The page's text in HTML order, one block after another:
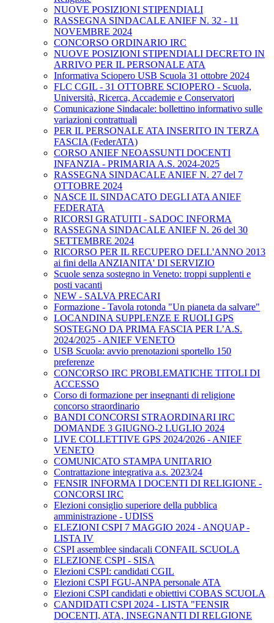
NUOVE POSIZIONI STIPENDIALI
RASSEGNA SINDACALE ANIEF N. 32 - 11
NOVEMBRE 2024
CONCORSO ORDINARIO IRC
NUOVE POSIZIONI STIPENDIALI DECRETO IN
ARRIVO PER IL PERSONALE ATA
Informativa Sciopero USB Scuola 31 ottobre 2024
FLC CGIL - 31 OTTOBRE SCIOPERO - Scuola,
Università, Ricerca, Accademie e Conservatori
Comunicazione Sindacale: bollettino informativo sulle
variazioni contrattuali
PER IL PERSONALE ATA INSERITO IN TERZA
FASCIA (FederATA)
CORSO ANIEF NEOASSUNTI DOCENTI
INFANZIA - PRIMARIA A.S. 2024-2025
RASSEGNA SINDACALE ANIEF N. 27 del 7
OTTOBRE 2024
NASCE IL SINDACATO DEGLI ATA ANIEF
FEDERATA
RICORSI GRATUITI - SADOC INFORMA
RASSEGNA SINDACALE ANIEF N. 26 del 30
SETTEMBRE 2024
RICORSO PER IL RECUPERO DELL'ANNO 2013
ai fini della ANZIANITA' DI SERVIZIO
Scuole senza sostegno in Veneto: troppi supplenti e
posti vacanti
NEW - SALVA PRECARI
Formazione - Tavola rotonda "Un pianeta da salvare"
LOCANDINA SUPPLENZE E RUOLI GPS
SOSTEGNO DA PRIMA FASCIA PER L’A.S.
2024/2025 - ANIEF VENETO
USB Scuola: avvio prenotazioni sportello 150
preferenze
CONCORSO IRC PROBLEMATICHE TITOLI DI
ACCESSO
Corso di formazione per insegnanti di religione
concorso straordinario
BANDI CONCORSI STRAORDINARI IRC
DOMANDE 3 GIUGNO-2 LUGLIO 2024
LIVE COLLETTIVE GPS 2024/2026 - ANIEF
VENETO
COMUNICATO STAMPA UNITARIO
Contrattazione integrativa a.s. 2023/24
FENSIR INFORMA I DOCENTI DI RELIGIONE -
CONCORSI IRC
Elezioni consiglio superiore della pubblica
amministrazione - UDISS
ELEZIONI CSPI 7 MAGGIO 2024 - ANQUAP -
LISTA IV
CSPI assemblee sindacali CONFAIL SCUOLA
ELEZIONE CSPI - SISA
Elezioni CSPI: candidati CGIL
Elezioni CSPI FGU-ANPA personale ATA
Elezioni CSPI candidati e obiettivi COBAS SCUOLA
CANDIDATI CSPI 2024 - LISTA "FENSIR
DOCENTI, ATA, INSEGNANTI DI RELGIONE